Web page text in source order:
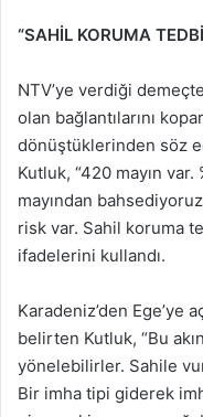
“SAHİL KORUMA
NTV’ye verdiği
olan bağlantılarını
dönüştüklerinden söz
Kutluk, “420 mayın
mayından
risk var. Sahil koruma
ifadelerini kullandı.
Karadeniz’den Ege’ye
belirten Kutluk, “Bu
yönelebilirler. Sahile
Bir imha tipi giderek